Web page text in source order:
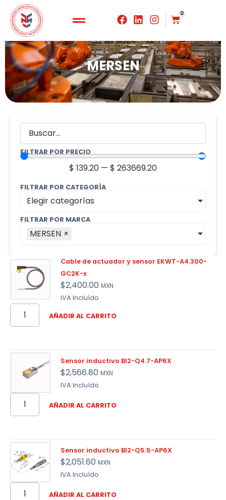
0
MERSEN
FILTRAR POR PRECIO
$ 139.20 — $ 263669.20
FILTRAR POR CATEGORÍA
Elegir categorías
FILTRAR POR MARCA
MERSEN ×
Cable de actuador y sensor EKWT-A4.300-
GC2K-x
$2,400.00 MXN
IVA Incluído
AÑADIR AL CARRITO
Sensor inductivo BI2-Q4.7-AP6X
$2,566.80 MXN
IVA Incluído
AÑADIR AL CARRITO
Sensor inductivo BI2-Q5.5-AP6X
$2,051.60 MXN
IVA Incluído
AÑADIR AL CARRITO